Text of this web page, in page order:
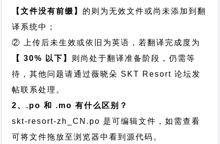
【文件没有前缀】 的则为无效文件或尚未添加到翻
译系统中；
② 上传后未生效或依旧为英语，若翻译完成度为
【 30% 以下】 则尚处于翻译准备阶段，仍需等
待，其他问题请通过薇晓朵 SKT Resort 论坛发
帖联系处理。
2、.po 和 .mo 有什么区别？
skt-resort-zh_CN.po 是可编辑文件，如需查看
可将文件拖放至浏览器中看到源代码。